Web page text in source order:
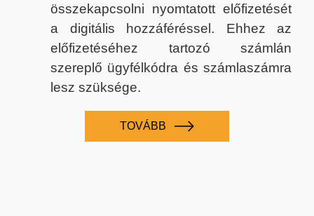
összekapcsolni nyomtatott előfizetését
a digitális hozzáféréssel. Ehhez az
előfizetéséhez tartozó számlán
szereplő ügyfélkódra és számlaszámra
lesz szüksége.
TOVÁBB